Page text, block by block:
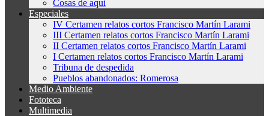
Cosas de aquí
Especiales
IV Certamen relatos cortos Francisco Martín Larami
III Certamen relatos cortos Francisco Martín Larami
II Certamen relatos cortos Francisco Martín Larami
I Certamen relatos cortos Francisco Martín Larami
Tribuna de despedida
Pueblos abandonados: Romerosa
Medio Ambiente
Fototeca
Multimedia